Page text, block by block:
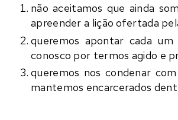
não aceitamos que ainda
apreender a lição ofertada
queremos apontar cada
conosco por termos agido e
queremos nos condenar
mantemos encarcerados